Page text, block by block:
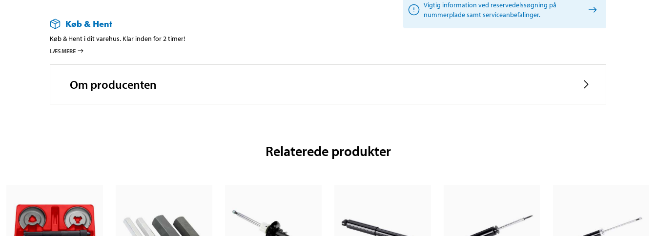
Køb & Hent
Køb & Hent i dit varehus. Klar inden for 2 timer!
LÆS MERE
Vigtig information ved reservedelssøgning på
nummerplade samt serviceanbefalinger.
Om producenten
Relaterede produkter